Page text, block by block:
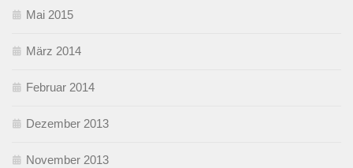
Mai 2015
März 2014
Februar 2014
Dezember 2013
November 2013